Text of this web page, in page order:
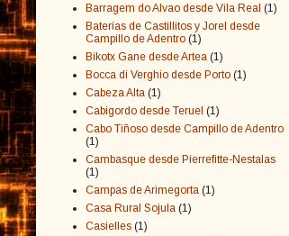
Barragem do Alvao desde Vila Real (1)
Baterías de Castillitos y Jorel desde
Campillo de Adentro (1)
Bikotx Gane desde Artea (1)
Bocca di Verghio desde Porto (1)
Cabeza Alta (1)
Cabigordo desde Teruel (1)
Cabo Tiñoso desde Campillo de Adentro
(1)
Cambasque desde Pierrefitte-Nestalas
(1)
Campas de Arimegorta (1)
Casa Rural Sojula (1)
Casielles (1)